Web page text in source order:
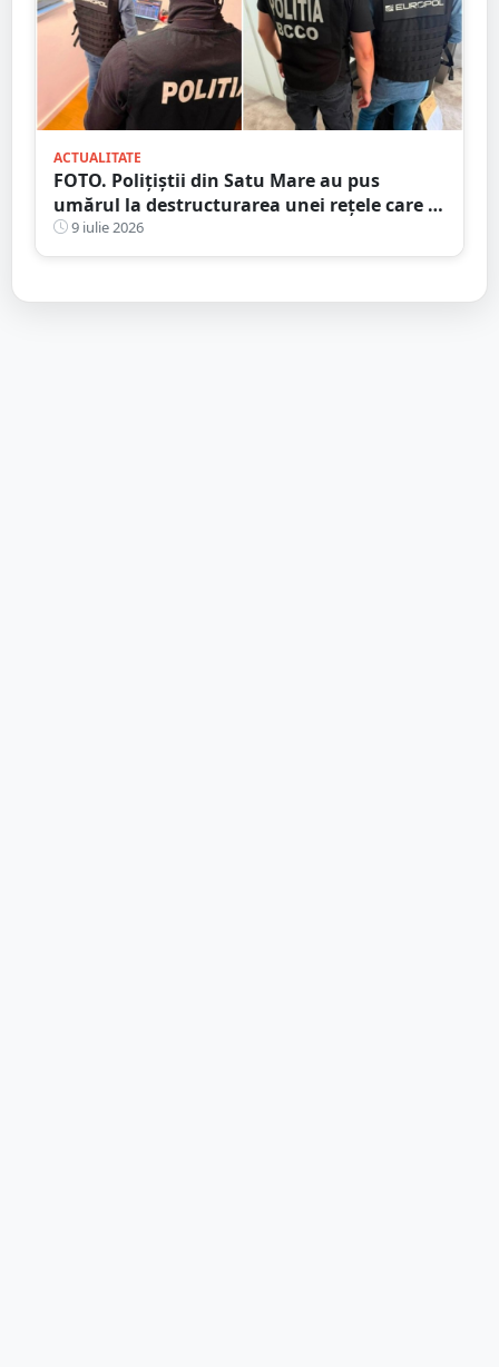
ACTUALITATE
FOTO. Polițiștii din Satu Mare au pus
umărul la destructurarea unei rețele care a
dat țepe de peste 1,3 milioane de euro
9 iulie 2026